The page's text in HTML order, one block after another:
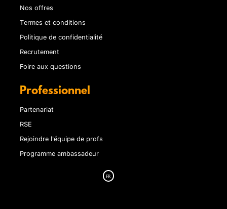
Nos offres
Termes et conditions
Politique de confidentialité
Recrutement
Foire aux questions
Professionnel
Partenariat
RSE
Rejoindre l'équipe de profs
Programme ambassadeur